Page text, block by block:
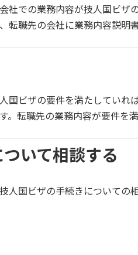
社での業務内容が技人国ビ
転職先の会社に業務内容説明
国ビザの要件を満たしてい
。転職先の業務内容が要件
いて相談する
人国ビザの手続きについて